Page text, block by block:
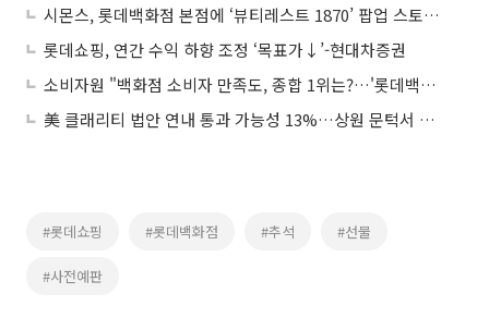
시몬스, 롯데백화점 본점에 ‘뷰티레스트 1870’ 팝업 스토어 오픈
롯데쇼핑, 연간 수익 하향 조정 ‘목표가↓’-현대차증권
소비자원 "백화점 소비자 만족도, 종합 1위는?…'롯데백화점 잠실점'"
美 클래리티 법안 연내 통과 가능성 13%…상원 문턱서 제동
#롯데쇼핑 #롯데백화점 #추석 #선물
#사전예판